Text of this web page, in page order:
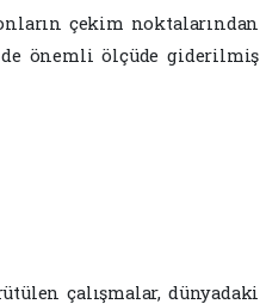
çekim noktalarından
önemli ölçüde giderilmiş
çalışmalar, dünyadaki